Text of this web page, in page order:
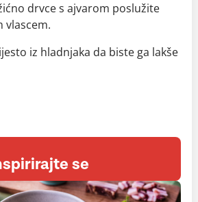
drvce s ajvarom poslužite
vlascem.
iz hladnjaka da biste ga lakše
se